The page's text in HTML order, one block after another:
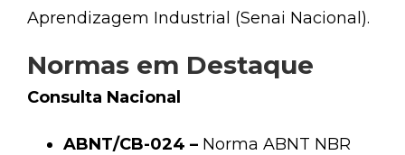
Aprendizagem Industrial (Senai Nacional).
Normas em Destaque
Consulta Nacional
ABNT/CB-024 – Norma ABNT NBR